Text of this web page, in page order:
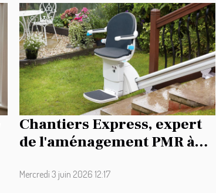
Chantiers Express, expert
de l'aménagement PMR à
Mercredi 3 juin 2026 12:17